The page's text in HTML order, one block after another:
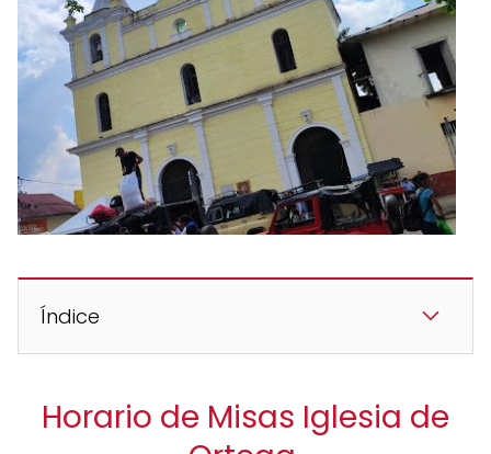
Índice
Horario de Misas Iglesia de